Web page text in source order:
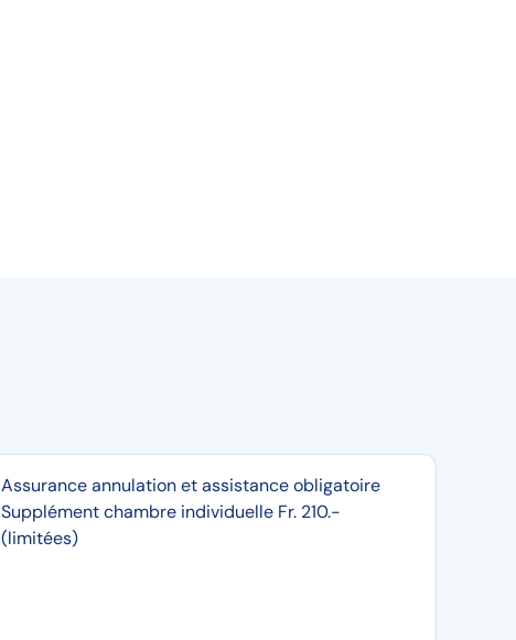
Assurance annulation et assistance obligatoire
Supplément chambre individuelle Fr. 210.-
(limitées)